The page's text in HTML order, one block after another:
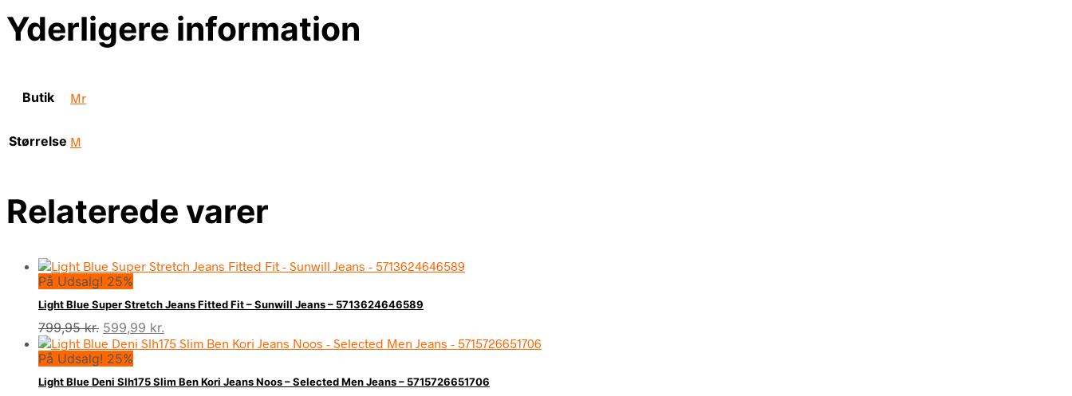
Yderligere information
Butik Mr
Størrelse M
Relaterede varer
På Udsalg! 25%
Light Blue Super Stretch Jeans Fitted Fit – Sunwill Jeans – 5713624646589
799,95kr. Den
oprindelige
pris
var:
799,95 kr..
599,99 kr.
aktuelle
er:
599,99 kr..
På Udsalg! 25%
Light Blue Deni Slh175 Slim Ben Kori Jeans Noos – Selected Men Jeans – 5715726651706